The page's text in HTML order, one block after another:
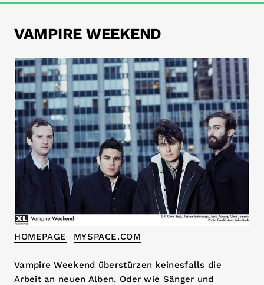
VAMPIRE WEEKEND
HOMEPAGE MYSPACE.COM
Vampire Weekend überstürzen keinesfalls die
Arbeit an neuen Alben. Oder wie Sänger und